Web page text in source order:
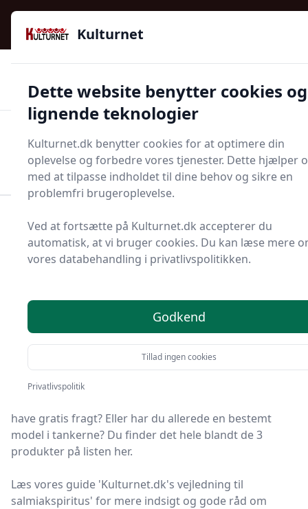
Kulturnet - Alt Det Gode I Livet | Din Kulturguide Siden
2016
97 kategorier 👍Kun godkendte butikker
Start søgning
Start søgning
Forside Husholdning Rengøring Salmiakspiritus
Bedste salmiakspiritus
anbefalinger
Du er landet på Kulturnet, hvor du finder de bedste
salmiakspiritus. Vi har udvalgt 3 produkter til dig!
have gratis fragt? Eller har du allerede en bestemt
model i tankerne? Du finder det hele blandt de 3
produkter på listen her.
Læs vores guide 'Kulturnet.dk's vejledning til
salmiakspiritus' for mere indsigt og gode råd om
Kulturnet
Dette website benytter cookies og
lignende teknologier
Kulturnet.dk benytter cookies for at optimere din
oplevelse og forbedre vores tjenester. Dette hjælper
med at tilpasse indholdet til dine behov og sikre en
problemfri brugeroplevelse.
Ved at fortsætte på Kulturnet.dk accepterer du
automatisk, at vi bruger cookies. Du kan læse mere
vores databehandling i privatlivspolitikken.
Godkend
Tillad ingen cookies
Privatlivspolitik